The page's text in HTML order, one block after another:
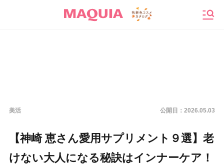
美活 公開日： 2026.05.03
【神崎 恵さん愛用サプリメント９選】老
けない大人になる秘訣はインナーケア！